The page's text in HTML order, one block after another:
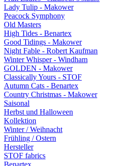
Lady Tulip - Makower
Peacock Symphony
Old Masters
High Tides - Benartex
Good Tidings - Makower
Night Fable - Robert Kaufman
Winter Whisper - Windham
GOLDEN - Makower
Classically Yours - STOF
Autumn Cats - Benartex
Country Christmas - Makower
Saisonal
Herbst und Halloween
Kollektion
Winter / Weihnacht
Frühling / Ostern
Hersteller
STOF fabrics
Benartex